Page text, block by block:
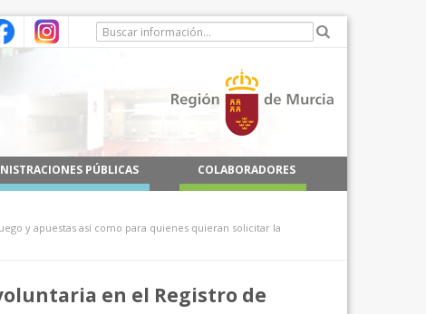
PÚBLICAS COLABORADORES
y apuestas así como para quienes quieran solicitar la
en el Registro de